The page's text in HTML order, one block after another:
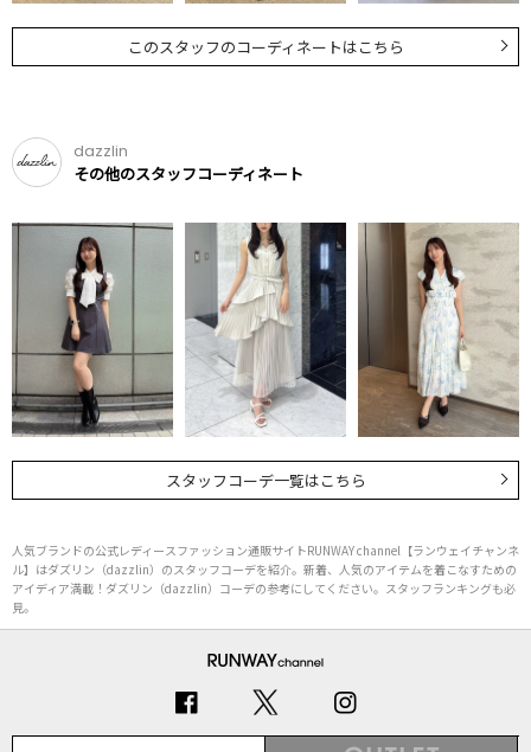
このスタッフのコーディネートはこちら
dazzlin
その他のスタッフコーディネート
スタッフコーデ一覧はこちら
人気ブランドの公式レディースファッション通販サイトRUNWAY channel【ランウェイチャンネ
ル】はダズリン（dazzlin）のスタッフコーデを紹介。新着、人気のアイテムを着こなすための
アイディア満載！ダズリン（dazzlin）コーデの参考にしてください。スタッフランキングも必
見。